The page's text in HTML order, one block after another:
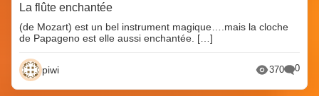
La flûte enchantée
(de Mozart) est un bel instrument magique….mais la cloche
de Papageno est elle aussi enchantée. […]
piwi 370 0